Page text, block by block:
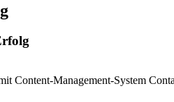
Content-Management-System